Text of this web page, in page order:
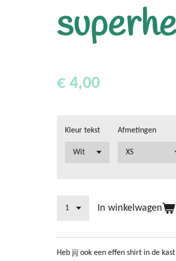
€ 4,00
Kleur tekst Afmetingen
In winkelwagen
Heb jij ook een effen shirt in de